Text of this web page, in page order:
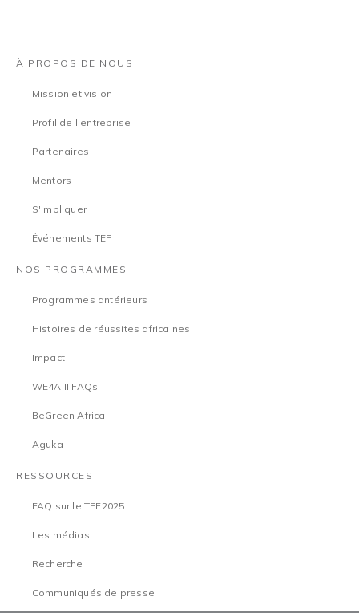
À PROPOS DE NOUS
Mission et vision
Profil de l'entreprise
Partenaires
Mentors
S'impliquer
Événements TEF
NOS PROGRAMMES
Programmes antérieurs
Histoires de réussites africaines
Impact
WE4A II FAQs
BeGreen Africa
Aguka
RESSOURCES
FAQ sur le TEF2025
Les médias
Recherche
Communiqués de presse